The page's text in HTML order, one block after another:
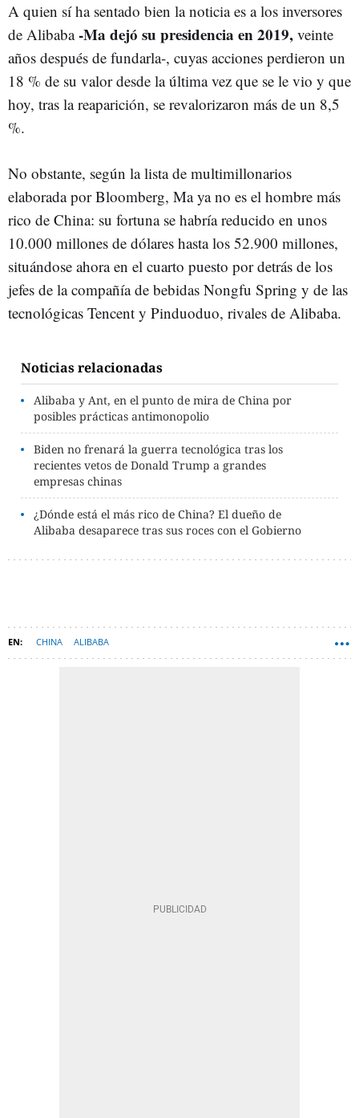
A quien sí ha sentado bien la noticia es a los inversores
de Alibaba-Ma dejó su presidencia en 2019, veinte
años después de fundarla-, cuyas acciones perdieron un
18 % de su valor desde la última vez que se le vio y que
hoy, tras la reaparición, se revalorizaron más de un 8,5
%.
No obstante, según la lista de multimillonarios
elaborada por Bloomberg, Ma ya no es el hombre más
rico de China: su fortuna se habría reducido en unos
10.000 millones de dólares hasta los 52.900 millones,
situándose ahora en el cuarto puesto por detrás de los
jefes de la compañía de bebidas Nongfu Spring y de las
tecnológicas Tencent y Pinduoduo, rivales de Alibaba.
Noticias relacionadas
Alibaba y Ant, en el punto de mira de China por
posibles prácticas antimonopolio
Biden no frenará la guerra tecnológica tras los
recientes vetos de Donald Trump a grandes
empresas chinas
¿Dónde está el más rico de China? El dueño de
Alibaba desaparece tras sus roces con el Gobierno
CHINA ALIBABA